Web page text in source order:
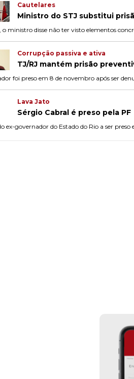
Cautelares
Ministro do STJ substitui
o ministro disse não ter visto elementos
Corrupção passiva e ativa
TJ/RJ mantém prisão
foi preso em 8 de novembro após ser
Lava Jato
Sérgio Cabral é preso pela PF
ex-governador do Estado do Rio a ser preso